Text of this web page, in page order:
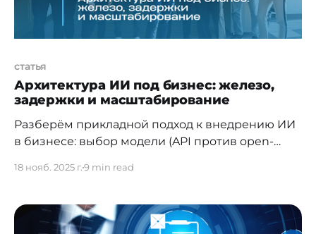
статья
Архитектура ИИ под бизнес: железо,
задержки и масштабирование
Разберём прикладной подход к внедрению ИИ
в бизнесе: выбор модели (API против open-
инструменты быстрого старта и практические
кейсы с измеримым ROI. Диалог с Андреем
18 нояб. 2025 г.9 min read